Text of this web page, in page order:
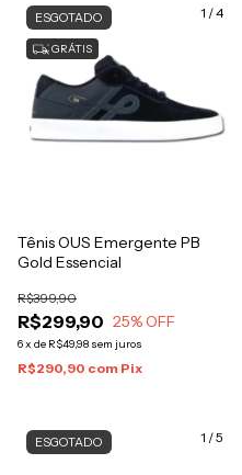
1 /4
ESGOTADO
GRÁTIS
Tênis OUS Emergente PB
Gold Essencial
R$299,90
R$399,90
25% OFF
6x de R$49,98 sem juros
R$290,90 com Pix
1 /5
ESGOTADO